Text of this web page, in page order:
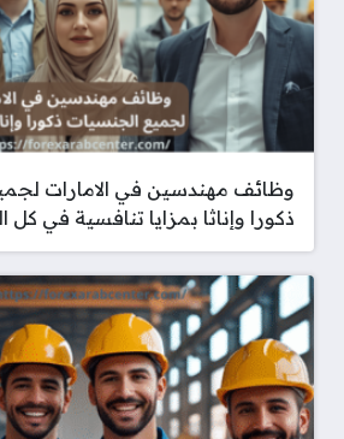
وظائف مهندسين في الامارات
ذكورا وإناثا بمزايا تنافسية في